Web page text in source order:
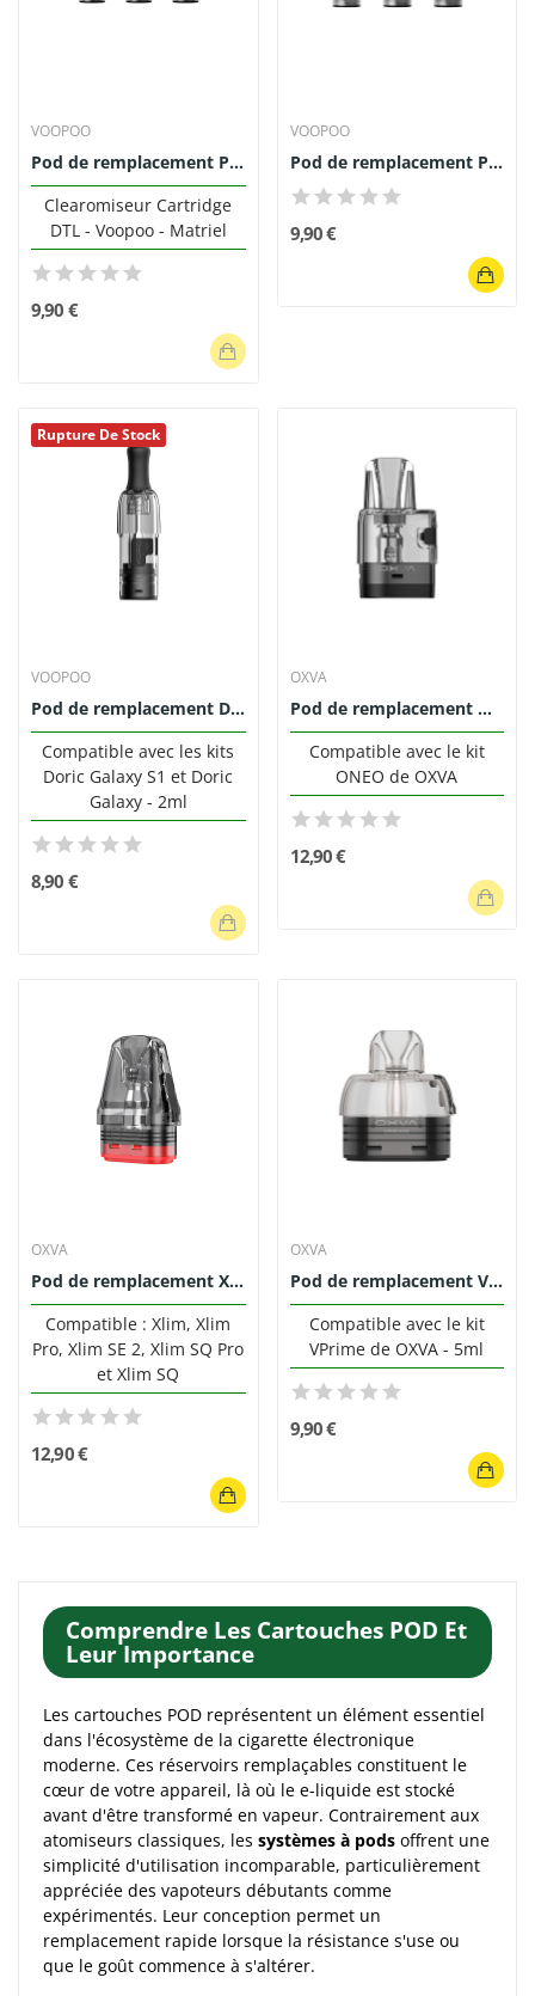
VOOPOO
Pod de remplacement PnP-X DTL 5ml - Voopoo...
Clearomiseur Cartridge
DTL - Voopoo - Matriel
9,90 €
VOOPOO
Pod de remplacement PnP-X MTL 5ml Voopoo (pack...
9,90 €
Rupture De Stock
VOOPOO
Pod de remplacement Doric Galaxy S1 2ml...
Compatible avec les kits
Doric Galaxy S1 et Doric
Galaxy - 2ml
8,90 €
OXVA
Pod de remplacement ONEO 3.5ml - OXVA (pack de 3)
Compatible avec le kit
ONEO de OXVA
12,90 €
OXVA
Pod de remplacement XLIM Top Fill 2ml OXVA...
Compatible : Xlim, Xlim
Pro, Xlim SE 2, Xlim SQ Pro
et Xlim SQ
12,90 €
OXVA
Pod de remplacement VPrime 5ml OXVA (Pack de 2)
Compatible avec le kit
VPrime de OXVA - 5ml
9,90 €
Comprendre Les Cartouches POD Et
Leur Importance
Les cartouches POD représentent un élément essentiel
dans l'écosystème de la cigarette électronique
moderne. Ces réservoirs remplaçables constituent le
cœur de votre appareil, là où le e-liquide est stocké
avant d'être transformé en vapeur. Contrairement aux
atomiseurs classiques, les systèmes à pods offrent une
simplicité d'utilisation incomparable, particulièrement
appréciée des vapoteurs débutants comme
expérimentés. Leur conception permet un
remplacement rapide lorsque la résistance s'use ou
que le goût commence à s'altérer.